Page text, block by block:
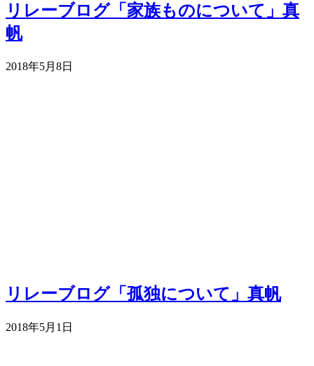
リレーブログ「家族ものについて」真
帆
2018年5月8日
リレーブログ「孤独について」真帆
2018年5月1日